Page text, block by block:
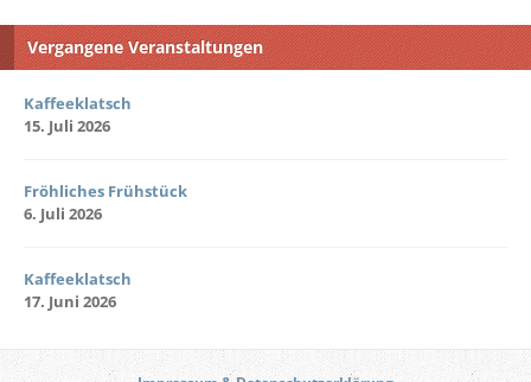
Vergangene Veranstaltungen
Kaffeeklatsch
15. Juli 2026
Fröhliches Frühstück
6. Juli 2026
Kaffeeklatsch
17. Juni 2026